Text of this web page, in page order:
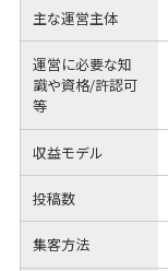
主な運営主体
運営に必要な知
識や資格/許認可
等
収益モデル
投稿数
集客方法